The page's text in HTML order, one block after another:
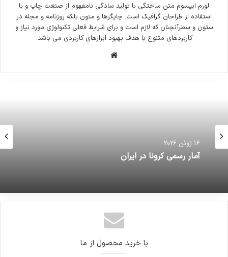
لورم ایپسوم متن ساختگی با تولید سادگی نامفهوم از صنعت چاپ و با
استفاده از طراحان گرافیک است. چاپگرها و متون بلکه روزنامه و مجله در
ستون و سطرآنچنان که لازم است و برای شرایط فعلی تکنولوژی مورد نیاز و
کاربردهای متنوع با هدف بهبود ابزارهای کاربردی می باشد.
16 ژوئن 2026
آمار رسمی کرونا در ایران
با خرید محصول از ما